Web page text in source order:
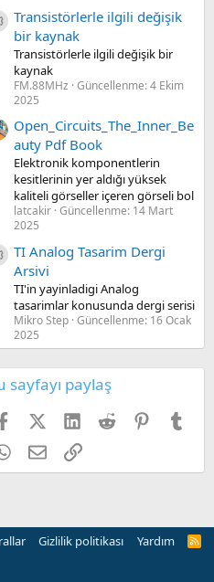
Kaynak ikon/amblem
Transistörlerle ilgili değişik
bir kaynak
Transistörlerle ilgili değişik bir
kaynak
FM.88MHz Güncellenme:4 Ekim
2025
Open_Circuits_The_Inner_Be
auty Pdf Book
Elektronik komponentlerin
kesitlerinin yer aldığı yüksek
kaliteli görseller içeren görseli bol
latcakir Güncellenme: 14 Mart
2025
Kaynak ikon/amblem
TI Analog Tasarim Dergi
Arsivi
TI'in yayinladigi Analog
tasarimlar konusunda dergi serisi
Mikro Step Güncellenme: 16 Ocak
2025
sayfayı paylaş
FacebookX (Twitter)
LinkedIn
Reddit Pinterest
WhatsApp
E-postaLink
Gizlilik politikası Yardım
R